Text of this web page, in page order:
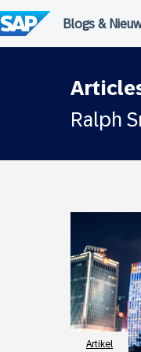
naar
de
inhoud
Ralph
Artikel